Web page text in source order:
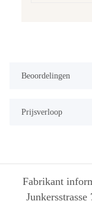
Beoordelingen
Prijsverloop
Fabrikant